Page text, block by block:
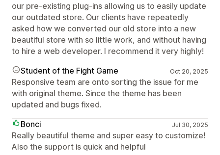
our pre-existing plug-ins allowing us to easily update
our outdated store. Our clients have repeatedly
asked how we converted our old store into a new
beautiful store with so little work, and without having
to hire a web developer. I recommend it very highly!
Student of the Fight Game
Oct 20, 2025
Responsive team are onto sorting the issue for me
with original theme. Since the theme has been
updated and bugs fixed.
Bonci
Jul 30, 2025
Really beautiful theme and super easy to customize!
Also the support is quick and helpful